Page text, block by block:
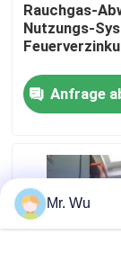
Kontakt
Neuigkeiten
Fälle
Angebot
Bremse
Rauchgas-
Nutzungs-
Anfrage
Mr. Wu